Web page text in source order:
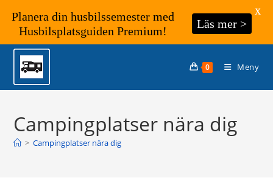
Hoppa
innehållet
0 Meny
Campingplatser nära dig
> Campingplatser nära dig
Planera din husbilssemester med
Husbilsplatsguiden Premium!
Läs mer >
X